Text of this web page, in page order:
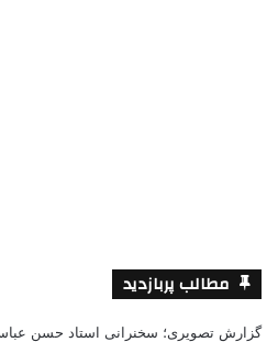
مطالب پربازدید
گزارش تصویری؛ سخنرانی استاد حسن